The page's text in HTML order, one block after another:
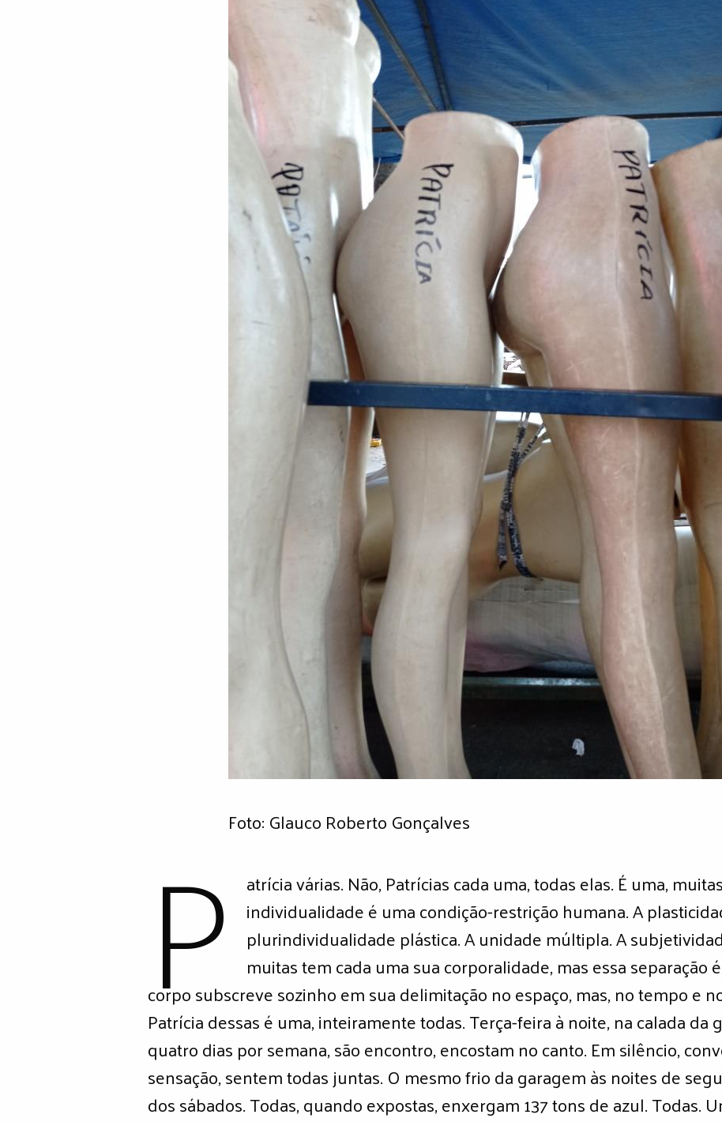
Foto: Glauco Roberto Gonçalves
P atrícia várias. Não, Patrícias cada uma, todas elas. É uma,
individualidade é uma condição-restrição humana. A
plurindividualidade plástica. A unidade múltipla. A
muitas tem cada uma sua corporalidade, mas essa separação
corpo subscreve sozinho em sua delimitação no espaço, mas, no tempo e
Patrícia dessas é uma, inteiramente todas. Terça-feira à noite, na calada
quatro dias por semana, são encontro, encostam no canto. Em silêncio,
sensação, sentem todas juntas. O mesmo frio da garagem às noites de
dos sábados. Todas, quando expostas, enxergam 137 tons de azul. Todas.